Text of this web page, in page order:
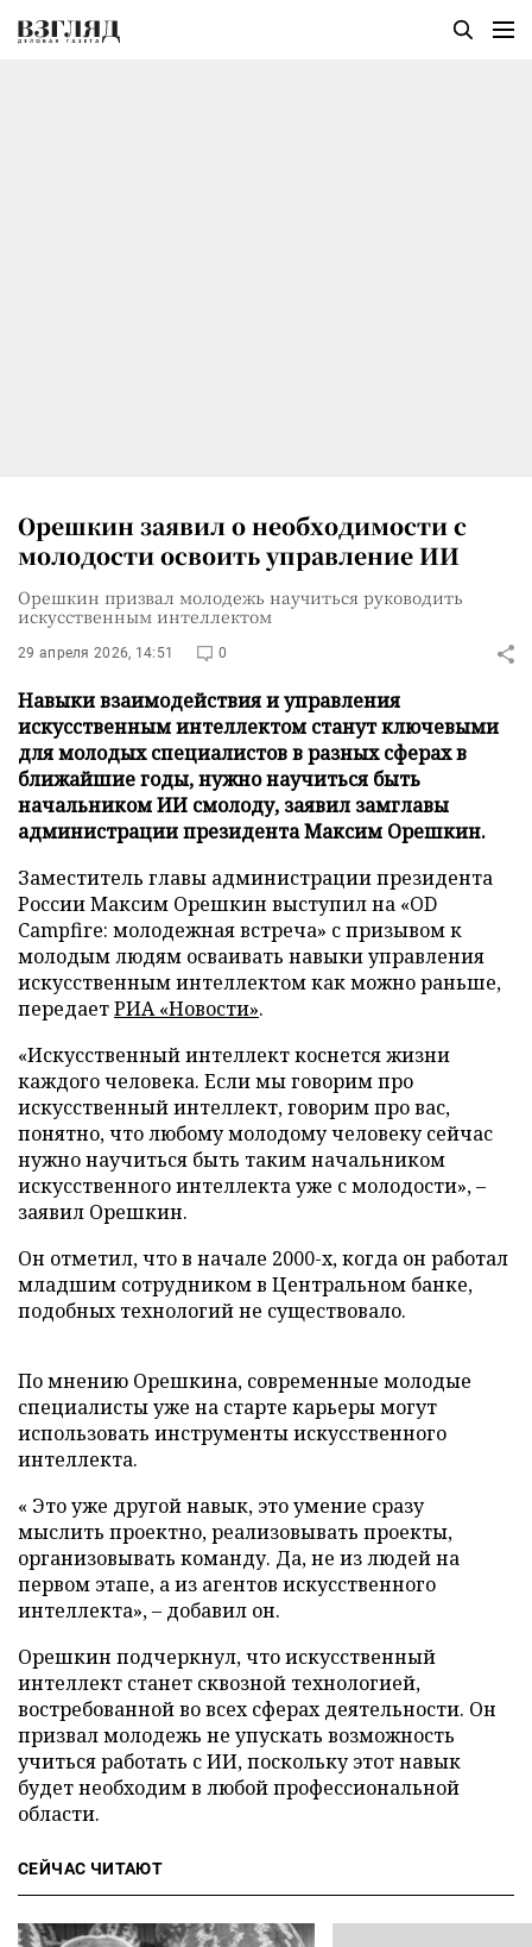
Орешкин заявил о необходимости с
молодости освоить управление ИИ
Орешкин призвал молодежь научиться руководить
искусственным интеллектом
29 апреля 2026, 14:51 0
Навыки взаимодействия и управления
искусственным интеллектом станут ключевыми
для молодых специалистов в разных сферах в
ближайшие годы, нужно научиться быть
начальником ИИ смолоду, заявил замглавы
администрации президента Максим Орешкин.
Заместитель главы администрации президента
России Максим Орешкин выступил на «OD
Campfire: молодежная встреча» с призывом к
молодым людям осваивать навыки управления
искусственным интеллектом как можно раньше,
передаетРИА «Новости».
«Искусственный интеллект коснется жизни
каждого человека. Если мы говорим про
искусственный интеллект, говорим про вас,
понятно, что любому молодому человеку сейчас
нужно научиться быть таким начальником
искусственного интеллекта уже с молодости», –
заявил Орешкин.
Он отметил, что в начале 2000-х, когда он работал
младшим сотрудником в Центральном банке,
подобных технологий не существовало.
По мнению Орешкина, современные молодые
специалисты уже на старте карьеры могут
использовать инструменты искусственного
интеллекта.
« Это уже другой навык, это умение сразу
мыслить проектно, реализовывать проекты,
организовывать команду. Да, не из людей на
первом этапе, а из агентов искусственного
интеллекта», – добавил он.
Орешкин подчеркнул, что искусственный
интеллект станет сквозной технологией,
востребованной во всех сферах деятельности. Он
призвал молодежь не упускать возможность
учиться работать с ИИ, поскольку этот навык
будет необходим в любой профессиональной
области.
СЕЙЧАС ЧИТАЮТ